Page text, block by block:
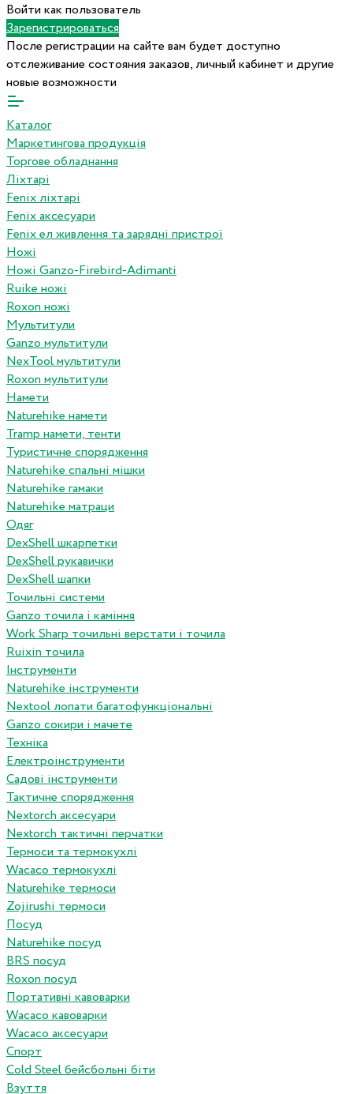
Войти как пользователь
Зарегистрироваться
После регистрации на сайте вам будет доступно
отслеживание состояния заказов, личный кабинет и другие
новые возможности
Каталог
Маркетингова продукція
Торгове обладнання
Ліхтарі
Fenix ліхтарі
Fenix аксесуари
Fenix ел живлення та зарядні пристрої
Ножі
Ножі Ganzo-Firebird-Adimanti
Ruike ножі
Roxon ножi
Мультитули
Ganzo мультитули
NexTool мультитули
Roxon мультитули
Намети
Naturehike намети
Tramp намети, тенти
Туристичне спорядження
Naturehike спальні мішки
Naturehike гамаки
Naturehike матраци
Одяг
DexShell шкарпетки
DexShell рукавички
DexShell шапки
Точильні системи
Ganzo точила і каміння
Work Sharp точильні верстати і точила
Ruixin точила
Інструменти
Naturehike інструменти
Nextool лопати багатофункціональні
Ganzo сокири і мачете
Техніка
Електроінструменти
Садові інструменти
Тактичне спорядження
Nextorch аксесуари
Nextorch тактичні перчатки
Термоси та термокухлі
Wacaco термокухлі
Naturehike термоси
Zojirushi термоси
Посуд
Naturehike посуд
BRS посуд
Roxon посуд
Портативні кавоварки
Wacaco кавоварки
Wacaco аксесуари
Спорт
Cold Steel бейсбольні біти
Взуття